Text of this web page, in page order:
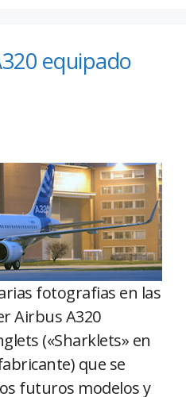
equipado
fotografias en las
Airbus A320
(«Sharklets» en
que se
futuros modelos y